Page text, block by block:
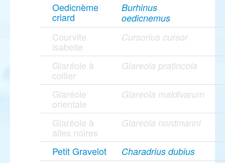
Oedicnème
criard
Burhinus
oedicnemus
Courvite
isabelle
Cursorius cursor
Glaréole à
collier
Glareola pratincola
Glaréole
orientale
Glareola maldivarum
Glaréole à
ailes noires
Glareola nordmanni
Petit Gravelot Charadrius dubius